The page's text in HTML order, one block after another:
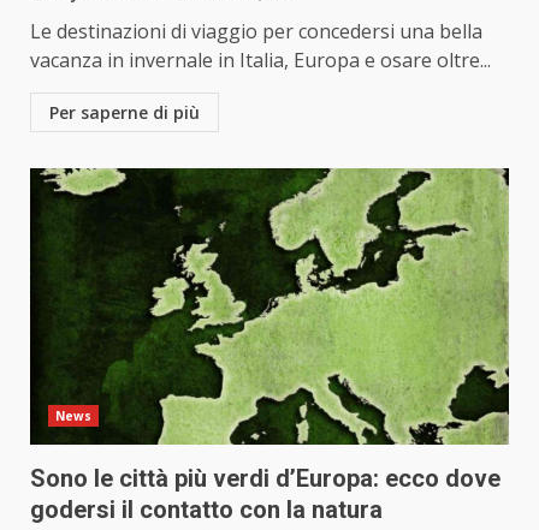
Le destinazioni di viaggio per concedersi una bella
vacanza in invernale in Italia, Europa e osare oltre...
Per saperne di più
News
Sono le città più verdi d’Europa: ecco dove
godersi il contatto con la natura